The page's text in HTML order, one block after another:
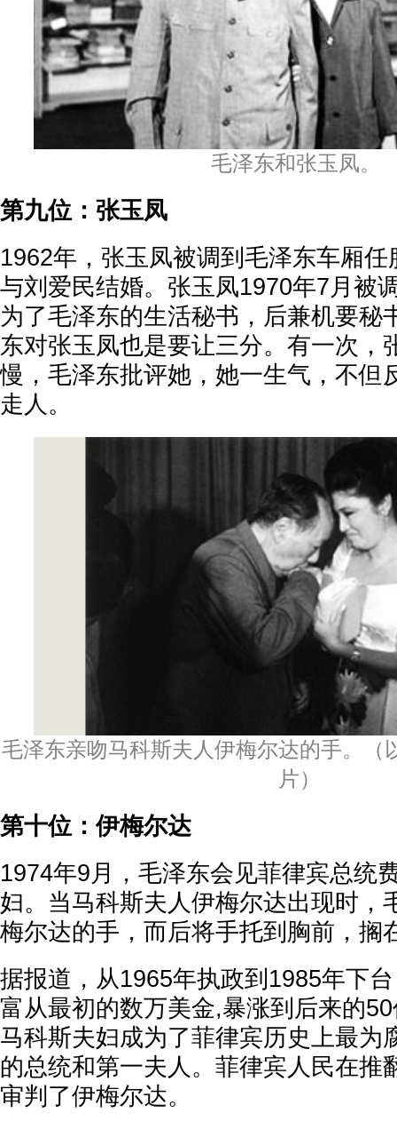
毛泽东和张玉凤。
第九位：张玉凤
1962年，张玉凤被调到毛泽东车厢
与刘爱民结婚。张玉凤1970年7月被
为了毛泽东的生活秘书，后兼机要秘
东对张玉凤也是要让三分。有一次，
慢，毛泽东批评她，她一生气，不但
走人。
毛泽东亲吻马科斯夫人伊梅尔达的手。（
片）
第十位：伊梅尔达
1974年9月，毛泽东会见菲律宾总统
妇。当马科斯夫人伊梅尔达出现时，
梅尔达的手，而后将手托到胸前，搁
据报道，从1965年执政到1985年下
富从最初的数万美金,暴涨到后来的
马科斯夫妇成为了菲律宾历史上最为
的总统和第一夫人。菲律宾人民在推
审判了伊梅尔达。